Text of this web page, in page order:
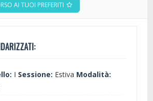
AI TUOI PREFERITI
I Sessione: Estiva Modalità: